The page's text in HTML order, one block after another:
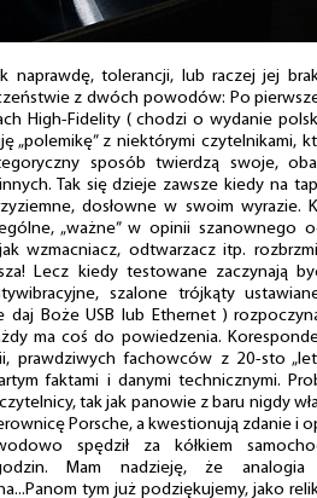
naprawdę, tolerancji, lub raczej jej
z dwóch powodów: Po
High-Fidelity ( chodzi o wydanie
„polemikę” z niektórymi czytelnikami,
sposób twierdzą swoje,
Tak się dzieje zawsze kiedy na
dosłowne w swoim wyrazie.
„ważne” w opinii szanownego
wzmacniacz, odtwarzacz itp.
Lecz kiedy testowane zaczynają
szalone trójkąty
daj Boże USB lub Ethernet )
ma coś do powiedzenia.
prawdziwych fachowców z 20-sto
faktami i danymi technicznymi.
tak jak panowie z baru nigdy
Porsche, a kwestionują zdanie i
spędził za kółkiem
Mam nadzieję, że analogia
tym już podziękujemy, jako